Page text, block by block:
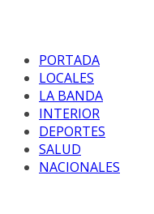
PORTADA
LOCALES
LA BANDA
INTERIOR
DEPORTES
SALUD
NACIONALES